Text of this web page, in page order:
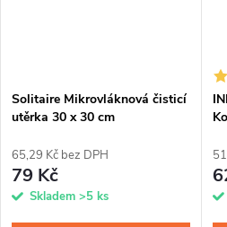
Solitaire Mikrovláknová čisticí
utěrka 30 x 30 cm
65,29 Kč bez DPH
79 Kč
Skladem >5 ks